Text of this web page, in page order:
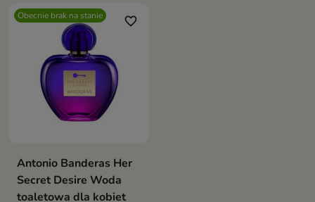
Obecnie brak na stanie favorite_border
Antonio Banderas Her
Secret Desire Woda
toaletowa dla kobiet